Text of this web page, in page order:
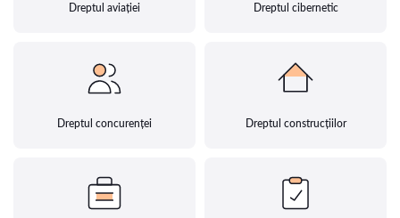
Dreptul aviației Dreptul cibernetic
Dreptul concurenței Dreptul construcțiilor